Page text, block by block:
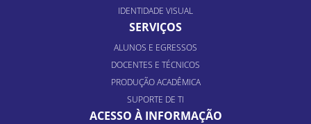
IDENTIDADE VISUAL
SERVIÇOS
ALUNOS E EGRESSOS
DOCENTES E TÉCNICOS
PRODUÇÃO ACADÊMICA
SUPORTE DE TI
ACESSO À INFORMAÇÃO